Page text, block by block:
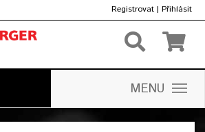
Registrovat | Přihlásit
MENU